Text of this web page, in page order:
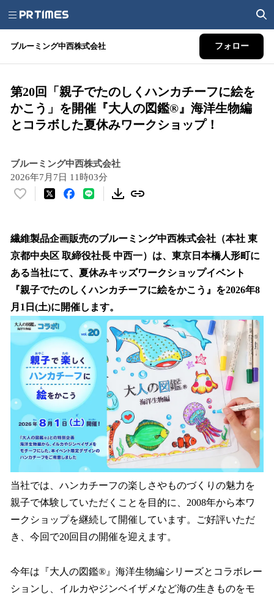
ブルーミング中西株式会社 フォロー
第20回「親子でたのしくハンカチーフに絵を
かこう」を開催『大人の図鑑®︎』海洋生物編
とコラボした夏休みワークショップ！
ブルーミング中西株式会社
2026年7月7日 11時03分
い
！
数
を
読
み
込
み
中
す
繊維製品企画販売のブルーミング中西株式会社（本社 東
京都中央区 取締役社長 中西一）は、東京日本橋人形町に
ある当社にて、夏休みキッズワークショップイベント
『親子でたのしくハンカチーフに絵をかこう』を2026年8
月1日(土)に開催します。
当社では、ハンカチーフの楽しさやものづくりの魅力を
親子で体験していただくことを目的に、2008年から本ワ
ークショップを継続して開催しています。ご好評いただ
き、今回で20回目の開催を迎えます。
今年は『大人の図鑑®︎』海洋生物編シリーズとコラボレー
ションし、イルカやジンベイザメなど海の生きものをモ